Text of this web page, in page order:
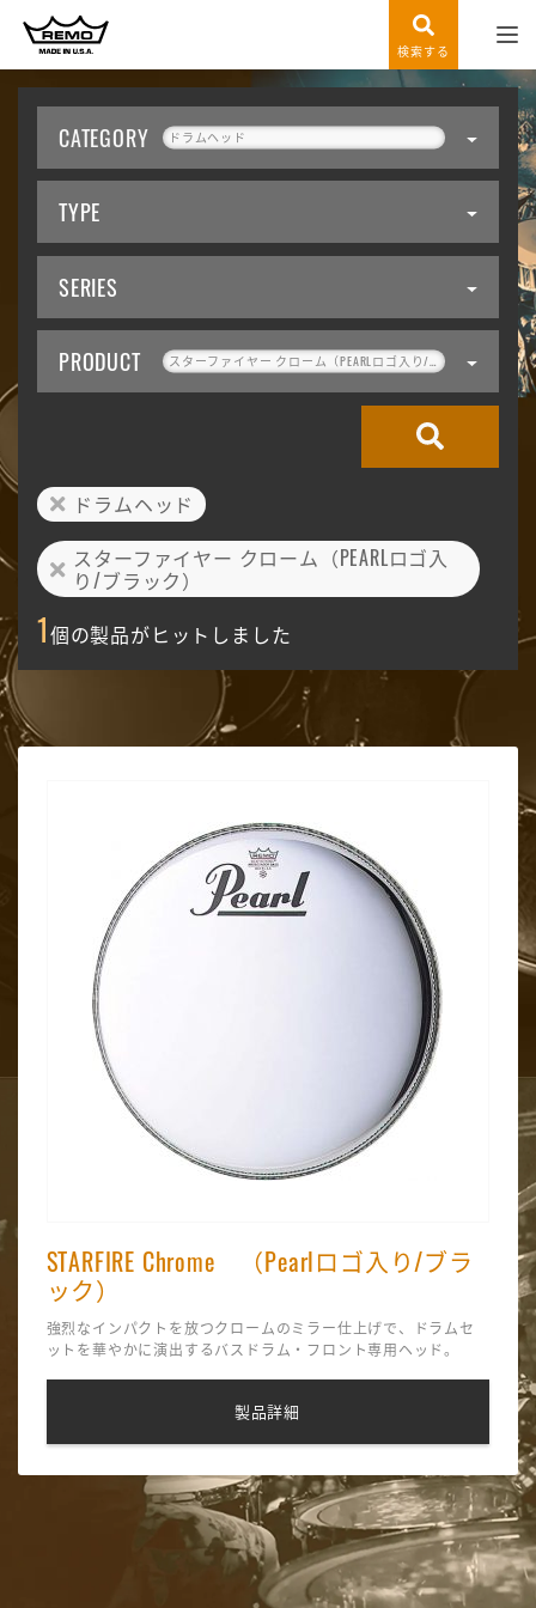
検索する
CATEGORY ドラムヘッド
TYPE
SERIES
PRODUCT スターファイヤー クローム（PEARLロゴ入り/ブラック）
ドラムヘッド
スターファイヤー クローム（PEARLロゴ入
り/ブラック）
1個の製品がヒットしました
STARFIRE Chrome （Pearlロゴ入り/ブラ
ック）
強烈なインパクトを放つクロームのミラー仕上げで、ドラムセ
ットを華やかに演出するバスドラム・フロント専用ヘッド。
製品詳細